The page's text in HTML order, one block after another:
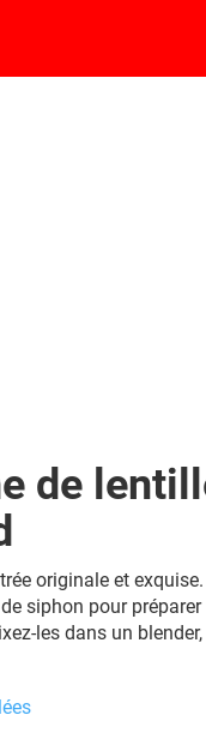
de
originale et
siphon pour
les dans un